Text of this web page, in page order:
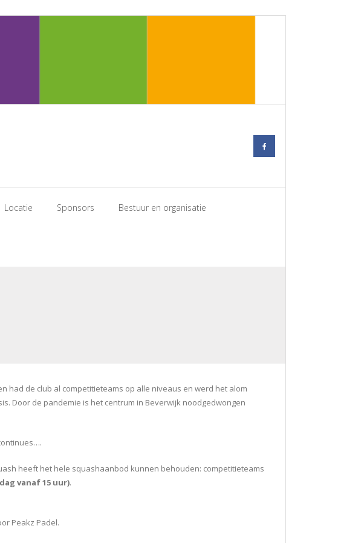
Locatie Sponsors Bestuur en organisatie
had de club al competitieteams op alle niveaus en werd het alom
Door de pandemie is het centrum in Beverwijk noodgedwongen
heeft het hele squashaanbod kunnen behouden: competitieteams
vanaf 15 uur).
Peakz Padel.